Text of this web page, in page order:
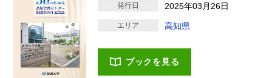
発行日 2025年03月26日
エリア 高知県
ブックを見る